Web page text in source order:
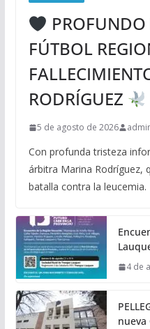
FÚTBOL
RODRÍGUEZ
5 de agosto de 2026
Con profunda tristeza
árbitra Marina Rodríguez,
batalla contra la leucemia.
4 de
nueva